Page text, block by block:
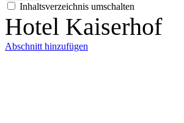
Inhaltsverzeichnis umschalten
Hotel Kaiserhof
Abschnitt hinzufügen